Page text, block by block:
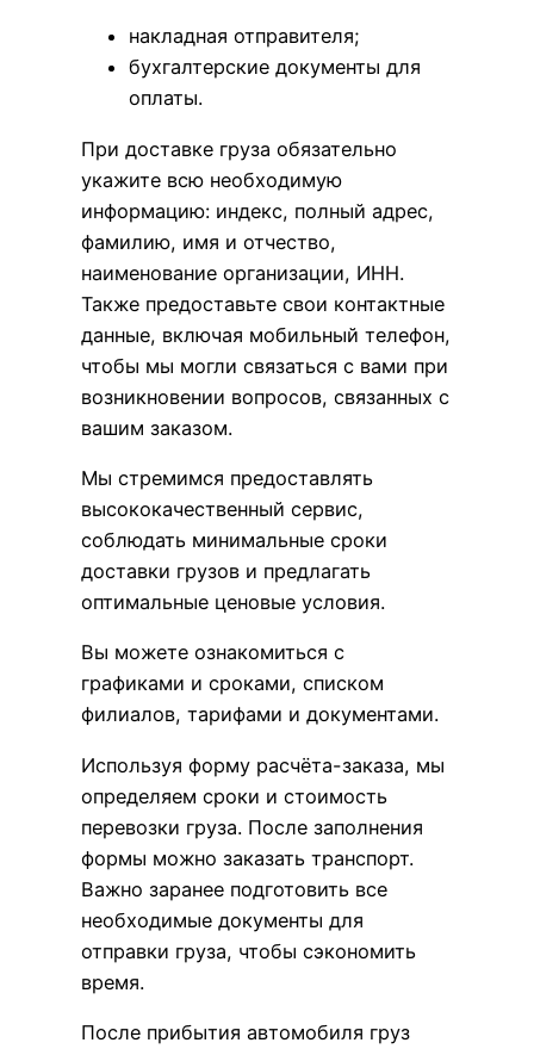
накладная отправителя;
бухгалтерские документы для
оплаты.
При доставке груза обязательно
укажите всю необходимую
информацию: индекс, полный адрес,
фамилию, имя и отчество,
наименование организации, ИНН.
Также предоставьте свои контактные
данные, включая мобильный телефон,
чтобы мы могли связаться с вами при
возникновении вопросов, связанных с
вашим заказом.
Мы стремимся предоставлять
высококачественный сервис,
соблюдать минимальные сроки
доставки грузов и предлагать
оптимальные ценовые условия.
Вы можете ознакомиться с
графиками и сроками, списком
филиалов, тарифами и документами.
Используя форму расчёта-заказа, мы
определяем сроки и стоимость
перевозки груза. После заполнения
формы можно заказать транспорт.
Важно заранее подготовить все
необходимые документы для
отправки груза, чтобы сэкономить
время.
После прибытия автомобиля груз